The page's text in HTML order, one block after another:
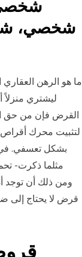
شخصي
شخصي،
ما هو الرهن
ليشتري
لتثبيت محرك أقراص
بشكل تعسفي. في
مثلما ذكرت-
ومن ذلك أن توجد
قرض لا يحتاج إلى